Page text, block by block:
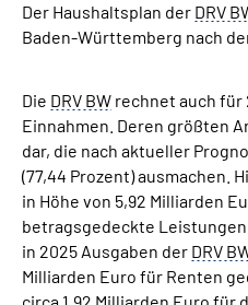
Mein
Der Haushaltsplan der DRV
Baden-Württemberg nach
Die DRV BW rechnet auch für
Einnahmen. Deren größten
dar, die nach aktueller
(77,44 Prozent) ausmachen.
in Höhe von 5,92 Milliarden
betragsgedeckte
in 2025 Ausgaben der DRV
Milliarden Euro für Renten